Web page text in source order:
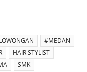
#MEDAN
HAIR STYLIST
SMK